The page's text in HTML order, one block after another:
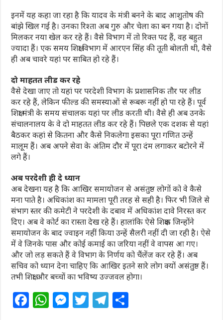
इनमें यह कहा जा रहा है कि यादव के मंत्री बनने के बाद आशुतोष की
बांझे खिल गई है। उनका रिश्ता अब गुरु और चेला का बन गया है। दोनों
मिलकर नया खेल कर रहे हैं। वैसे विभाग में तो रिक्त पद हैं, वह बहुत
ज्यादा हैं। एक समय शिक्षा विभाग में आरएन सिंह की तूती बोलती थी, वैसे
ही अब चावरे यहां पर साबित हो रहे हैं।
दो माहतत लीड कर रहे
वैसे देखा जाए तो यहां पर परदेशी विभाग के प्रशासनिक तौर पर लीड
कर रहे हैं, लेकिन फील्ड की समस्याओं से रूबरू नहीं हो पा रहे हैं। पूर्व
शिक्षा मंत्री के समय संचालक यहां पर लीड करती थी। वैसे ही अब उनके
संचालनालय के वे दो माहतत लीड कर रहे हैं। पिछले एक दशक से यहां
बैठकर कहां से कितना और कैसे निकलेगा इसका पूरा गणित उन्हें
मालूम हैं। अब अपने सेवा के अंतिम दौर में पूरा दंम लगाकर बटोरने में
लगे हैं।
अब परदेशी ही दे ध्यान
अब देखना यह है कि आखिर समायोजन से असंतुष्ठ लोगों को वे कैसे
मना पाते है। अधिकांश का मामला पूरी तरह से सही है। फिर भी जिले से
संभाग स्तर की कमेटी ने परदेशी के दबाव में अधिकांश दावे निरस्त कर
दिए। अब वे कोर्ट का रास्ता देख रहे हैं। हालांकि ऐसे शिक्षक जिन्होंने
समायोजन के बाद ज्वाइन नहीं किया उन्हें सैलरी नहीं दी जा रही है। ऐसे
में वे जिनके पास और कोई कमाई का जरिया नहीं वे वापस आ गए।
और जो लड़ सकते हैं वे विभाग के निर्णय को चैंलेंज कर रहे हैं। अब
सचिव को ध्यान देना चाहिए कि आखिर इतने सारे लोग क्यों असंतुष्ठ हैं।
तभी शिक्षा और बच्चों का भविष्य उज्जवल होगा।
F W M T T